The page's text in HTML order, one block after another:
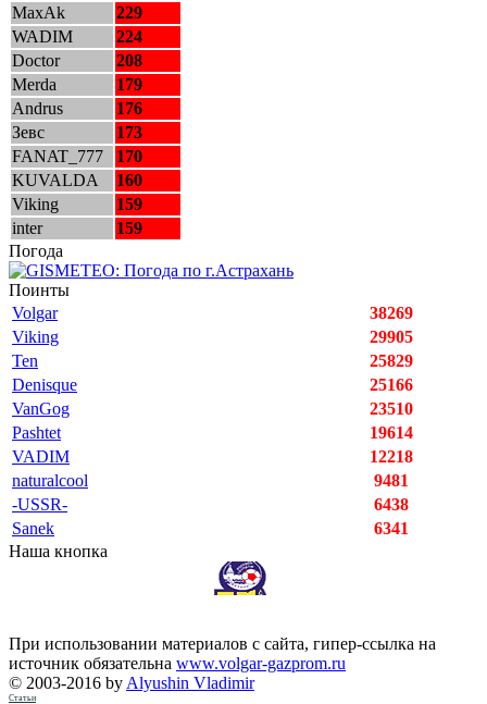
MaxAk
229
WADIM
224
Doctor
208
Merda
179
Andrus
176
Зевс
173
FANAT_777
170
KUVALDA
160
Viking
159
inter
159
Погода
Поинты
Volgar
38269
Viking
29905
Ten
25829
Denisque
25166
VanGog
23510
Pashtet
19614
VADIM
12218
naturalcool
9481
-USSR-
6438
Sanek
6341
Наша кнопка
При использовании материалов с сайта, гипер-ссылка на
источник обязательна www.volgar-gazprom.ru
© 2003-2016 by Alyushin Vladimir
Статьи